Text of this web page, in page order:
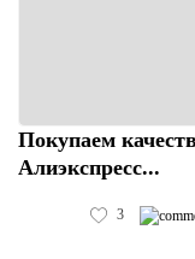
Покупаем
Алиэкспресс...
3